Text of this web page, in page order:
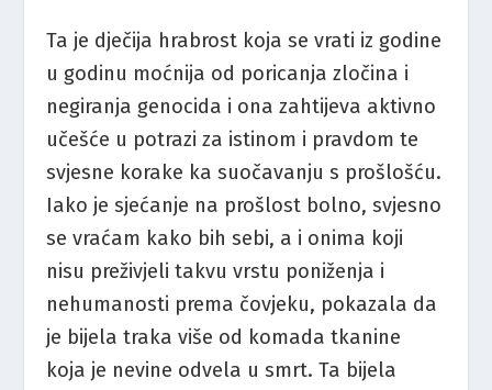
Ta je dječija hrabrost koja se vrati iz godine
u godinu moćnija od poricanja zločina i
negiranja genocida i ona zahtijeva aktivno
učešće u potrazi za istinom i pravdom te
svjesne korake ka suočavanju s prošlošću.
Iako je sjećanje na prošlost bolno, svjesno
se vraćam kako bih sebi, a i onima koji
nisu preživjeli takvu vrstu poniženja i
nehumanosti prema čovjeku, pokazala da
je bijela traka više od komada tkanine
koja je nevine odvela u smrt. Ta bijela